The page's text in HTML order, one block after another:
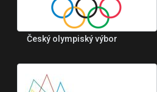
Český olympiský výbor